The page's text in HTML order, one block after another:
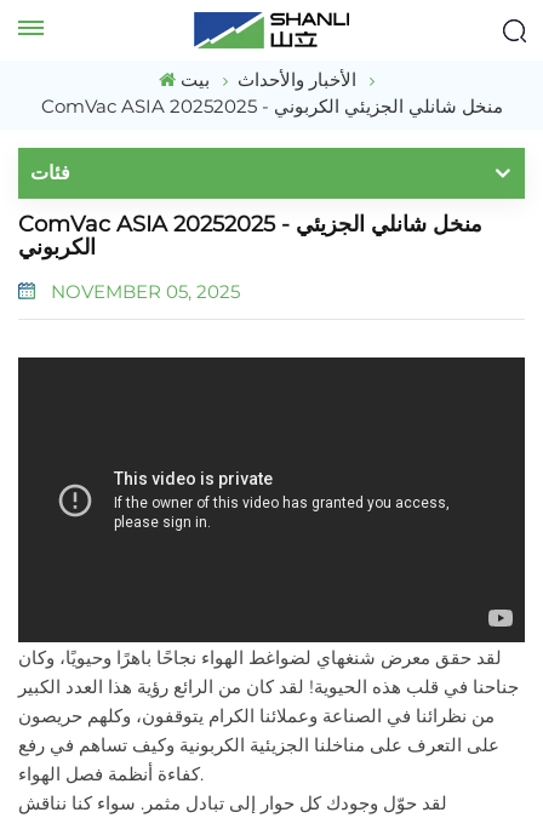
بيت
الأخبار والأحداث
ComVac ASIA 20252025 - منخل شانلي الجزيئي الكربوني
فئات
ComVac ASIA 20252025 - منخل شانلي الجزيئي
الكربوني
NOVEMBER 05, 2025
لقد حقق معرض شنغهاي لضواغط الهواء نجاحًا باهرًا وحيويًا، وكان
جناحنا في قلب هذه الحيوية! لقد كان من الرائع رؤية هذا العدد الكبير
من نظرائنا في الصناعة وعملائنا الكرام يتوقفون، وكلهم حريصون
على التعرف على مناخلنا الجزيئية الكربونية وكيف تساهم في رفع
كفاءة أنظمة فصل الهواء.
لقد حوّل وجودك كل حوار إلى تبادل مثمر. سواء كنا نناقش